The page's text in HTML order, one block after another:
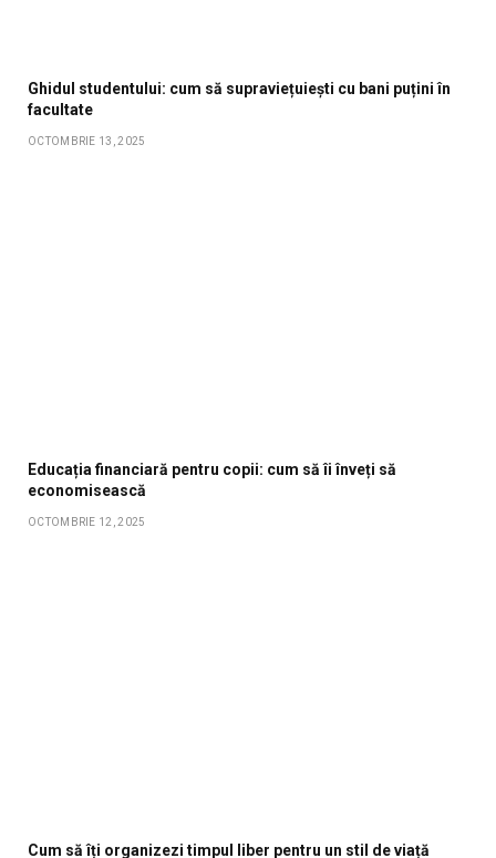
Ghidul studentului: cum să supraviețuiești cu bani puțini în
facultate
OCTOMBRIE 13, 2025
Educația financiară pentru copii: cum să îi înveți să
economisească
OCTOMBRIE 12, 2025
Cum să îți organizezi timpul liber pentru un stil de viață